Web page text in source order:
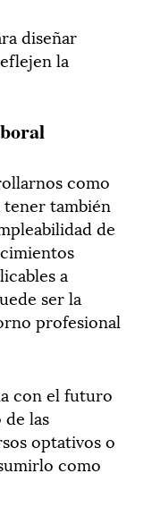
diseñar
la
como
también
de
a
ser la
profesional
con el futuro
las
optativos o
como